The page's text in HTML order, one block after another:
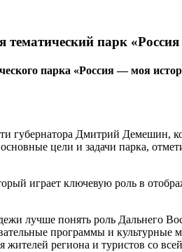
парк
парка «Россия — моя
Дмитрий Демешин,
цели и задачи парка,
играет ключевую роль в
лучше понять роль Дальнего
программы и
региона и туристов со